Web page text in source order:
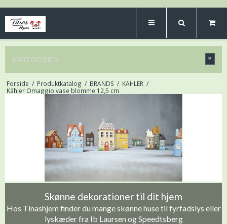
KATEGORIER
Forside / Produktkatalog / BRANDS / KÄHLER /
Kähler Omaggio vase blomme 12,5 cm
Skønne dekorationer til dit hjem
Hos Tinashjem finder du mange skønne huse til fyrfadslys eller
lyskæder fra Ib Laursen og Speedtsberg